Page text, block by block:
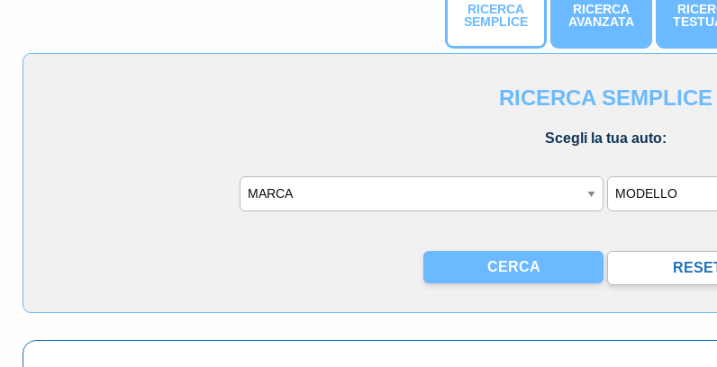
RICERCA
SEMPLICE
RICERCA
AVANZATA
RICERCA SEMPLICE
Scegli la tua auto:
Marca Modello